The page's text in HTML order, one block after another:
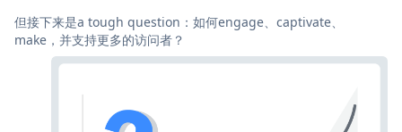
但接下来是a tough question：如何engage、captivate、
make，并支持更多的访问者？